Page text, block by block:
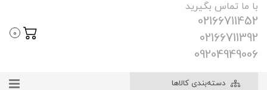
با ما تماس بگیرید
02166711452
02166711392
09204949006
0
دسته‌بندی کالاها